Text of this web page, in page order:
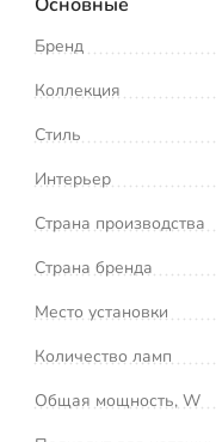
Бренд
Коллекция
Стиль
Интерьер
Страна производства
Страна бренда
Место установки
Количество ламп
Общая мощность, W